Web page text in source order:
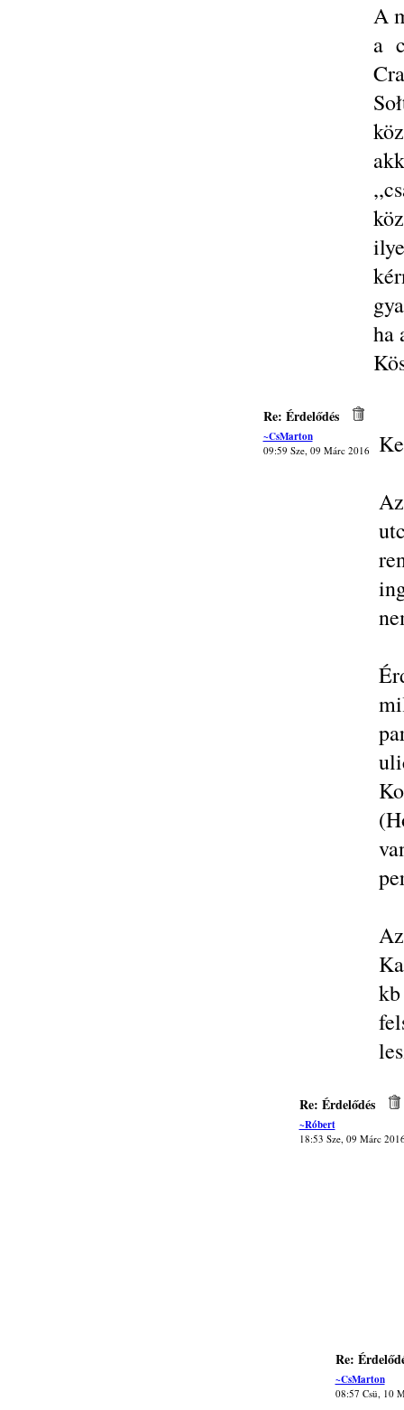
A
a
ha
Re: Érdelődés
~CsMarton
09:59 Sze, 09 Márc 2016
Re: Érdelődés
~Róbert
18:53 Sze, 09 Márc
Re:
~CsMarton
08:57 Csü, 10